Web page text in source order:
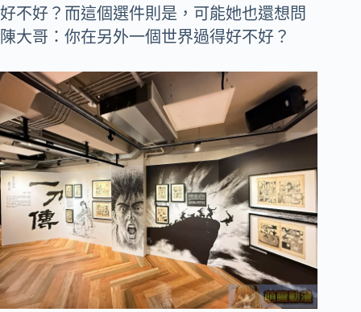
好不好？而這個選件則是，可能她也還想問
陳大哥：你在另外一個世界過得好不好？